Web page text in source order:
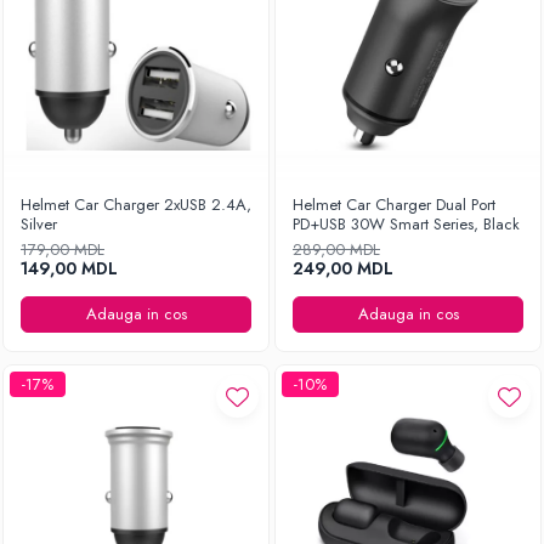
Helmet Car Charger 2xUSB 2.4A,
Silver
179,00 MDL
149,00 MDL
Adauga in cos
Helmet Car Charger Dual Port
PD+USB 30W Smart Series, Black
289,00 MDL
249,00 MDL
Adauga in cos
-17% -10%